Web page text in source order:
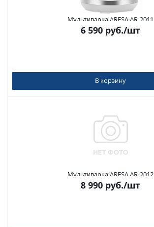
Мультиварка ARESA AR-2011
6 590 руб./шт
В корзину
Мультиварка ARESA AR-2012
8 990 руб./шт